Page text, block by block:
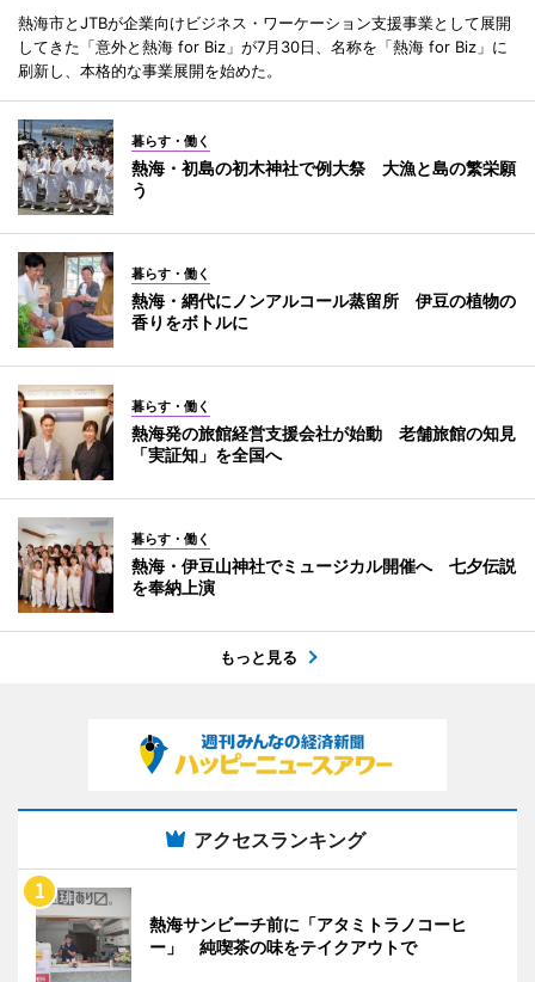
熱海市とJTBが企業向けビジネス・ワーケーション支援事業として展開
してきた「意外と熱海 for Biz」が7月30日、名称を「熱海 for Biz」に
刷新し、本格的な事業展開を始めた。
暮らす・働く
熱海・初島の初木神社で例大祭 大漁と島の繁栄願
う
暮らす・働く
熱海・網代にノンアルコール蒸留所 伊豆の植物の
香りをボトルに
暮らす・働く
熱海発の旅館経営支援会社が始動 老舗旅館の知見
「実証知」を全国へ
暮らす・働く
熱海・伊豆山神社でミュージカル開催へ 七夕伝説
を奉納上演
もっと見る
アクセスランキング
熱海サンビーチ前に「アタミトラノコーヒ
ー」 純喫茶の味をテイクアウトで